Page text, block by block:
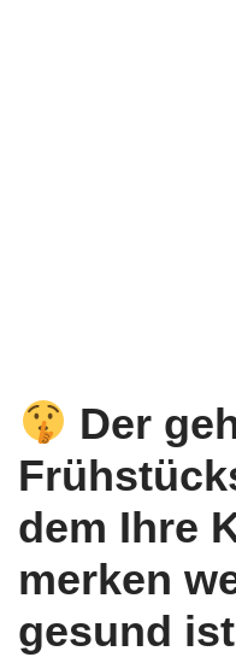
Der
dem Ihre
merken
gesund